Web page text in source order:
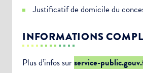
Justificatif de domicile du
INFORMATIONS
Plus d’infos surservice-